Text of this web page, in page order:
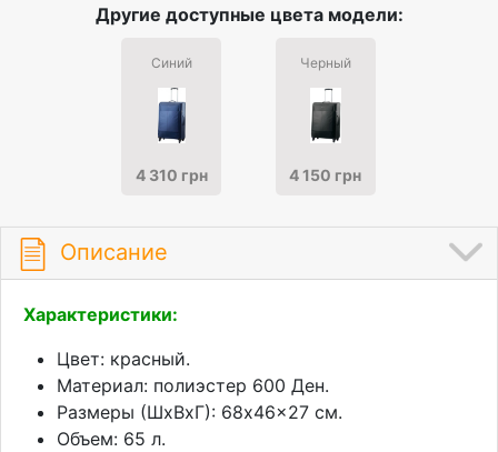
Другие доступные цвета модели:
Синий
4 310 грн
Черный
4 150 грн
Описание
Характеристики:
Цвет: красный.
Материал: полиэстер 600 Ден.
Размеры (ШхВхГ): 68x46x27 см.
Объем: 65 л.